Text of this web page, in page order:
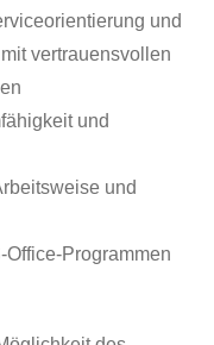
und
vertrauensvollen
und
und
Programmen